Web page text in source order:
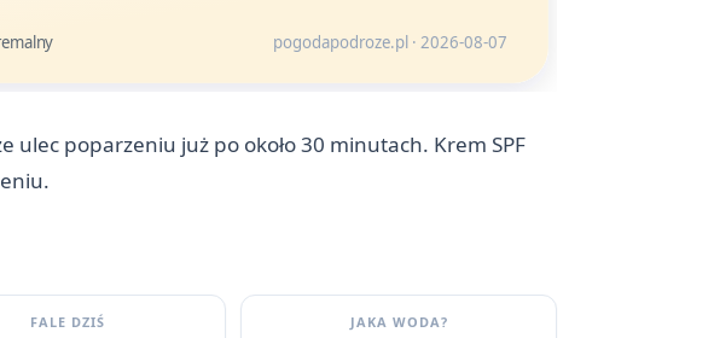
pogodapodroze.pl · 2026-08-07
ulec poparzeniu już po około 30 minutach. Krem SPF
FALE DZIŚ JAKA WODA?